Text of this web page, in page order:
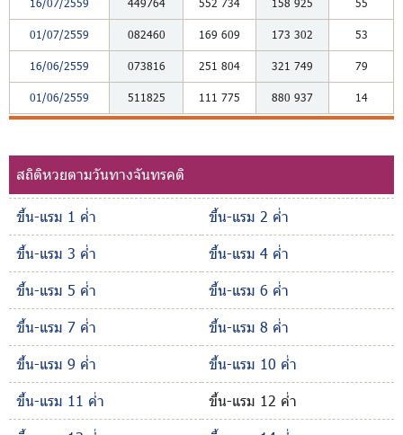
01/07/2559 082460 169 609 173 302 53
16/06/2559 073816 251 804 321 749 79
01/06/2559 511825 111 775 880 937 14
สถิติหวยตามวันทางจันทรคติ
ขึ้น-แรม 1 ค่ำ
ขึ้น-แรม 2 ค่ำ
ขึ้น-แรม 3 ค่ำ
ขึ้น-แรม 4 ค่ำ
ขึ้น-แรม 5 ค่ำ
ขึ้น-แรม 6 ค่ำ
ขึ้น-แรม 7 ค่ำ
ขึ้น-แรม 8 ค่ำ
ขึ้น-แรม 9 ค่ำ
ขึ้น-แรม 10 ค่ำ
ขึ้น-แรม 11 ค่ำ
ขึ้น-แรม 12 ค่ำ